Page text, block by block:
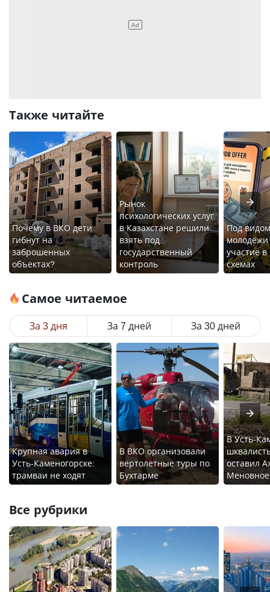
Также читайте
Почему в ВКО дети
гибнут на
заброшенных
объектах?
Рынок
психологических услуг
в Казахстане решили
взять под
государственный
контроль
Под
молодёжи
участие
схемах
Самое читаемое
За 3 дня
Крупная авария в
Усть-Каменогорске:
трамваи не ходят
В ВКО организовали
вертолетные туры по
Бухтарме
В Усть-
оставил
Меновное
За 7 дней За 30 дней
Все рубрики